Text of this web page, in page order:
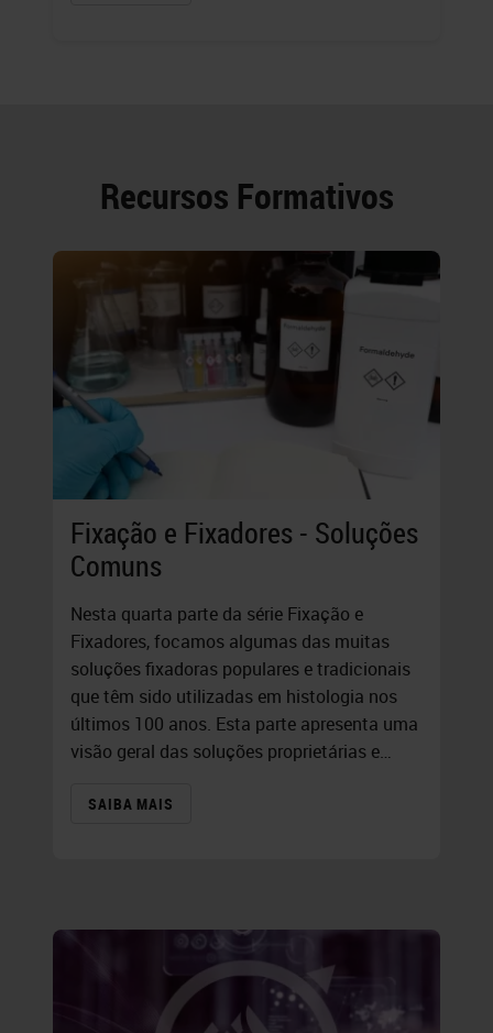
Recursos Formativos
Fixação e Fixadores - Soluções
Comuns
Nesta quarta parte da série Fixação e
Fixadores, focamos algumas das muitas
soluções fixadoras populares e tradicionais
que têm sido utilizadas em histologia nos
últimos 100 anos. Esta parte apresenta uma
visão geral das soluções proprietárias e…
SAIBA MAIS